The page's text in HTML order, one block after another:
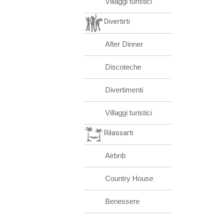
Divertirti
After Dinner
Discoteche
Divertimenti
Villaggi turistici
Rilassarti
Airbnb
Country House
Benessere